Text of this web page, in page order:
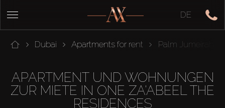
DE
Dubai Apartments for rent Palm Jumeirah
APARTMENT UND WOHNUNGEN
ZUR MIETE IN ONE ZA'ABEEL THE
RESIDENCES